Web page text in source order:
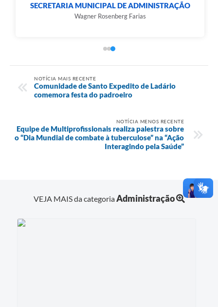
SECRETARIA MUNICIPAL DE ADMINISTRAÇÃO
Wagner Rosenberg Farias
NOTÍCIA MAIS RECENTE
Comunidade de Santo Expedito de Ladário
comemora festa do padroeiro
NOTÍCIA MENOS RECENTE
Equipe de Multiprofissionais realiza palestra sobre
o “Dia Mundial de combate à tuberculose” na “Ação
Interagindo pela Saúde”
VEJA MAIS da categoriaAdministração